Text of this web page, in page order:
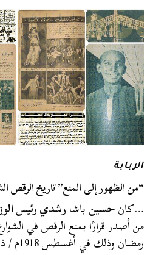
الربابة
“من الظهور إلى المنع” تاريخ
…كانحسينباشارشدي رئيس
من أصدر قرارًا بمنع الرقص في
رمضان وذلك في أغسطس 1918م / ذو القعدة 1337هـ. جريدة…